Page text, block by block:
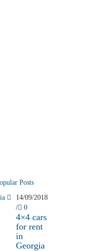
Posts
14/09/2018
/
0
4×4 cars
for rent
in
Georgia